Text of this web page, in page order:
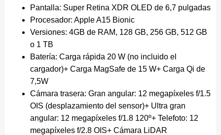
Pantalla: Super Retina XDR OLED de 6,7 pulgadas
Procesador: Apple A15 Bionic
Versiones: 4GB de RAM, 128 GB, 256 GB, 512 GB
o 1 TB
Batería: Carga rápida 20 W (no incluido el
cargador)+ Carga MagSafe de 15 W+ Carga Qi de
7,5W
Cámara trasera: Gran angular: 12 megapíxeles f/1.5
OIS (desplazamiento del sensor)+ Ultra gran
angular: 12 megapíxeles f/1.8 120º+ Telefoto: 12
megapíxeles f/2.8 OIS+ Cámara LiDAR